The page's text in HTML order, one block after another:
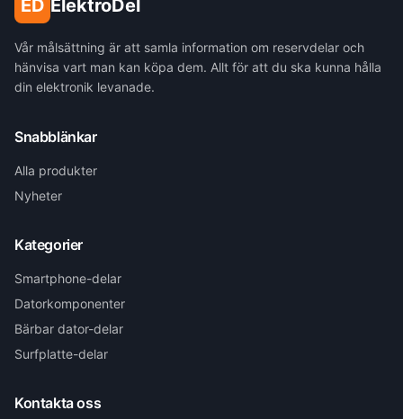
ED ElektroDel
Vår målsättning är att samla information om reservdelar och
hänvisa vart man kan köpa dem. Allt för att du ska kunna hålla
din elektronik levanade.
Snabblänkar
Alla produkter
Nyheter
Kategorier
Smartphone-delar
Datorkomponenter
Bärbar dator-delar
Surfplatte-delar
Kontakta oss